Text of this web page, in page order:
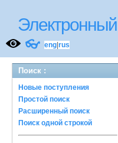
Электронный
👓 eng rus
Поиск :
Новые поступления
Простой поиск
Расширенный поиск
Поиск одной строкой